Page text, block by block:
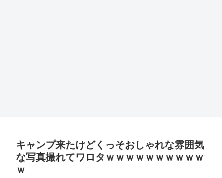
キャンプ来たけどくっそおしゃれな雰囲気
な写真撮れてワロタｗｗｗｗｗｗｗｗｗｗ
ｗ